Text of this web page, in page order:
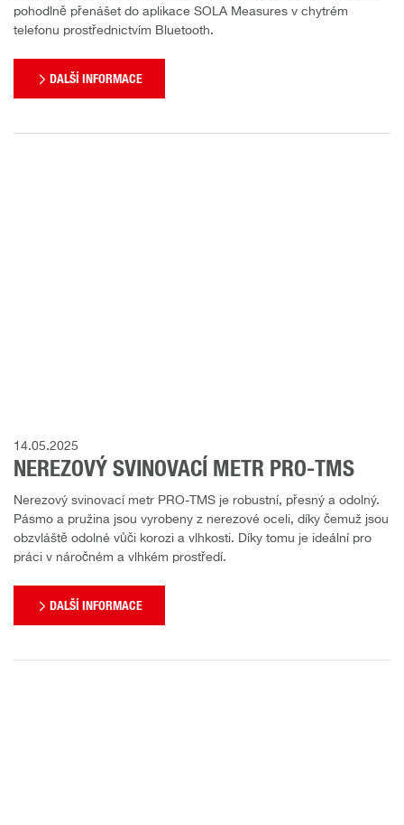
pohodlně přenášet do aplikace SOLA Measures v chytrém
telefonu prostřednictvím Bluetooth.
DALŠÍ INFORMACE
14.05.2025
NEREZOVÝ SVINOVACÍ METR PRO-TMS
Nerezový svinovací metr PRO-TMS je robustní, přesný a odolný.
Pásmo a pružina jsou vyrobeny z nerezové oceli, díky čemuž jsou
obzvláště odolné vůči korozi a vlhkosti. Díky tomu je ideální pro
práci v náročném a vlhkém prostředí.
DALŠÍ INFORMACE